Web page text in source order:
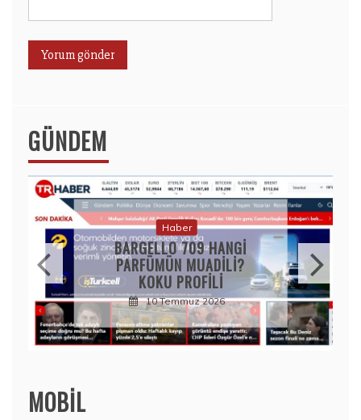
GÜNDEM
Haber
BARGELLO 709 HANGI
PARFÜMÜN MUADILI?
KOKU PROFILI
10 Temmuz 2026
MOBIL